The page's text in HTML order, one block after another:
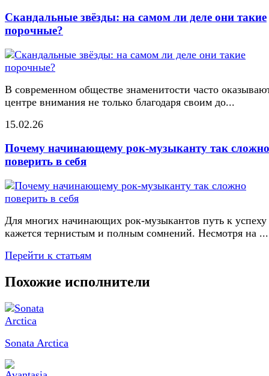
Скандальные звёзды: на самом ли деле они такие
порочные?
В современном обществе знаменитости часто
центре внимания не только благодаря своим до...
15.02.26
Почему начинающему рок-музыканту так сложно
поверить в себя
Для многих начинающих рок-музыкантов путь к успеху
кажется тернистым и полным сомнений. Несмотря на ...
Перейти к статьям
Похожие исполнители
Sonata Arctica